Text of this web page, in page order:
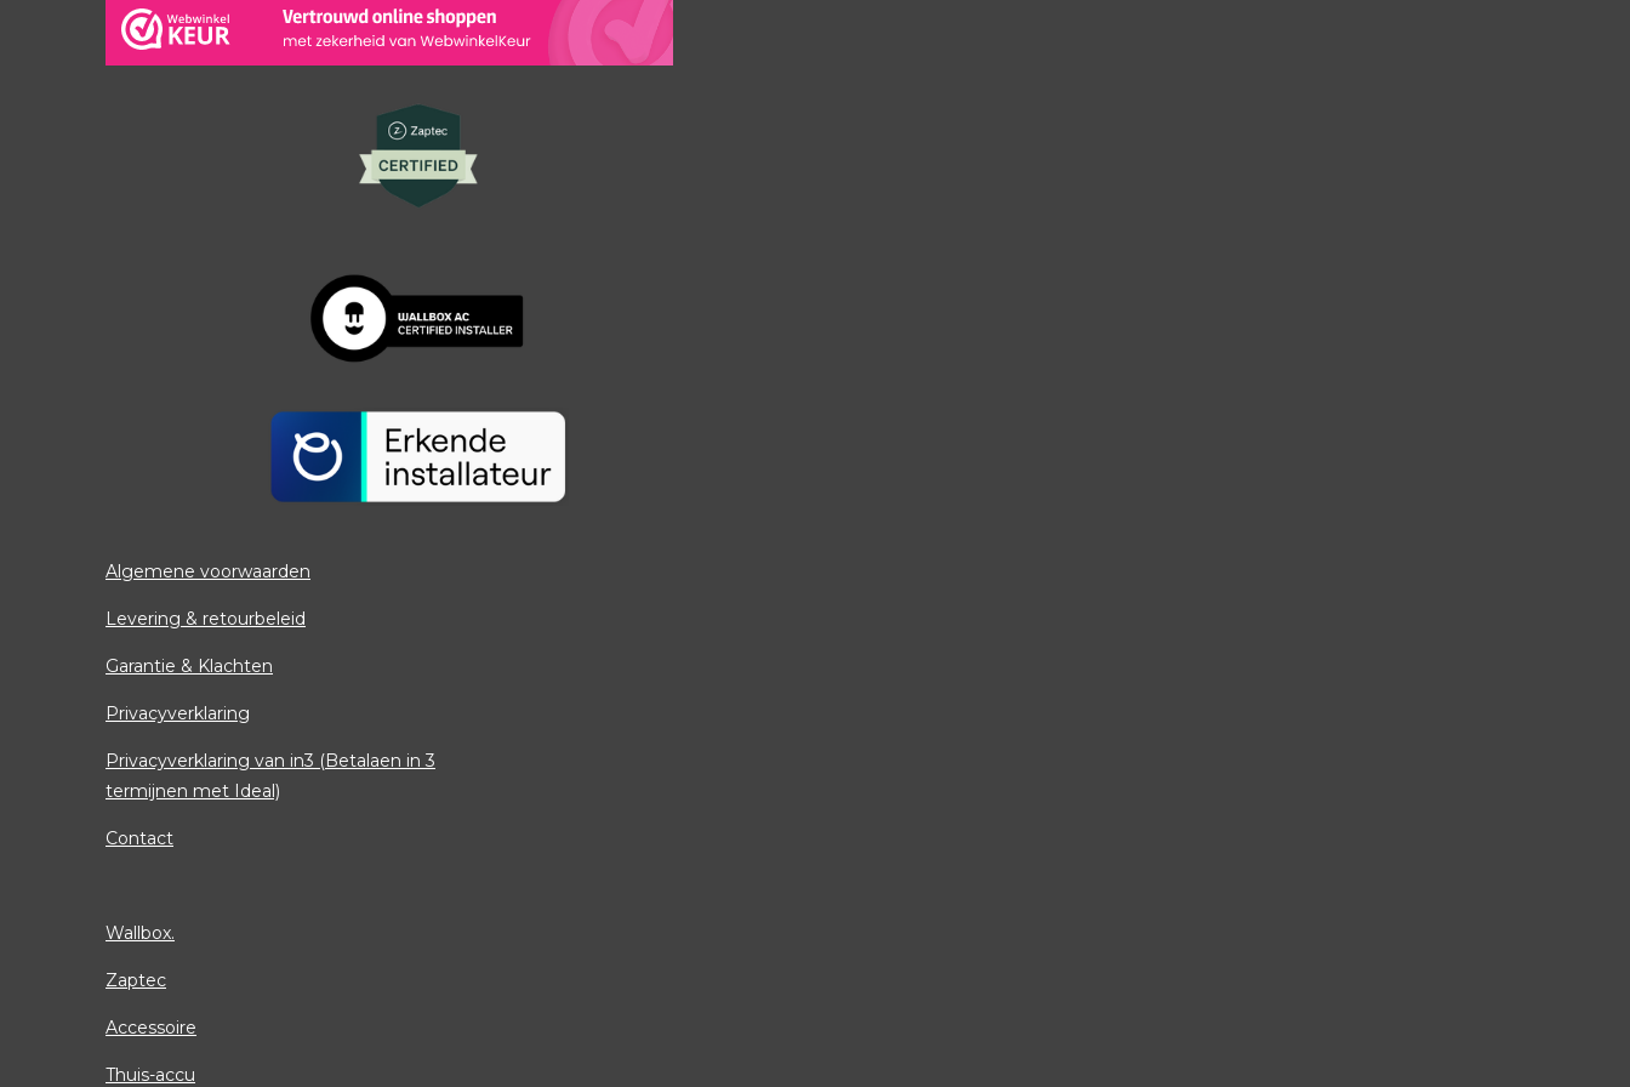
Algemene voorwaarden
Levering & retourbeleid
Garantie & Klachten
Privacyverklaring
Privacyverklaring van in3 (Betalaen in 3
termijnen met Ideal)
Contact
Wallbox.
Zaptec
Accessoire
Thuis-accu